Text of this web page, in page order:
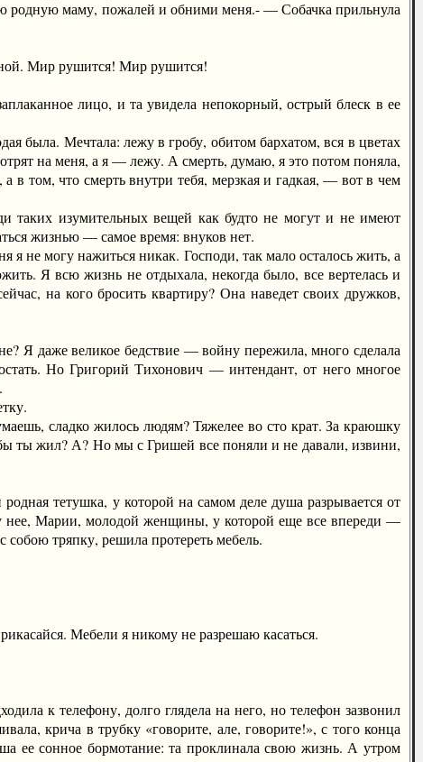
родную маму, пожалей и обними меня.- — Собачка прильнула
Мир рушится! Мир рушится!
лицо, и та увидела непокорный, острый блеск в ее
была. Мечтала: лежу в гробу, обитом бархатом, вся в цветах
на меня, а я — лежу. А смерть, думаю, я это потом поняла,
в том, что смерть внутри тебя, мерзкая и гадкая, — вот в чем
изумительных вещей как будто не могут и не имеют
жизнью — самое время: внуков нет.
могу нажиться никак. Господи, так мало осталось жить, а
Я всю жизнь не отдыхала, некогда было, все вертелась и
на кого бросить квартиру? Она наведет своих дружков,
Я даже великое бедствие — войну пережила, много сделала
Но Григорий Тихонович — интендант, от него многое
сладко жилось людям? Тяжелее во сто крат. За краюшку
ты жил? А? Но мы с Гришей все поняли и не давали, извини,
тетушка, у которой на самом деле душа разрывается от
у нее, Марии, молодой женщины, у которой еще все впереди —
тряпку, решила протереть мебель.
Мебели я никому не разрешаю касаться.
к телефону, долго глядела на него, но телефон зазвонил
крича в трубку «говорите, але, говорите!», с того конца
ее сонное бормотание: та проклинала свою жизнь. А утром